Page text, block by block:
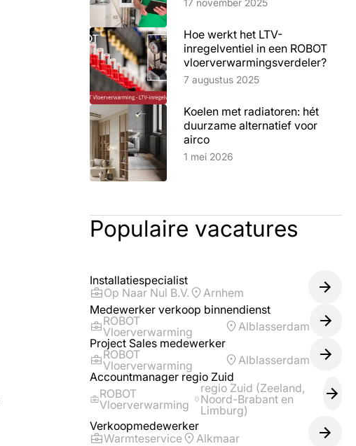
17 november 2025
Hoe werkt het LTV-
inregelventiel in een ROBOT
vloerverwarmingsverdeler?
Lees artikel
7 augustus 2025
Koelen met radiatoren: hét
duurzame alternatief voor
aircoLees artikel
1 mei 2026
Populaire vacatures
Installatiespecialist
Op Naar Nul B.V.
Arnhem
Medewerker verkoop binnendienst
ROBOT
Vloerverwarming
Alblasserdam
Project Sales medewerker
ROBOT
Vloerverwarming
Alblasserdam
Accountmanager regio Zuid
ROBOT
Vloerverwarming
regio Zuid (Zeeland,
Noord-Brabant en
Limburg)
Verkoopmedewerker
Warmteservice
Alkmaar